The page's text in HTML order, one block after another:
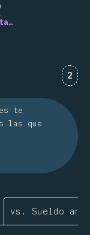
2
te
las que
vs. Sueldo